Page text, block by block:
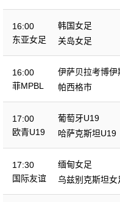
16:00
东亚女足
韩国女足
关岛女足
16:00
菲MPBL
伊萨贝拉考博伊
帕西格市
17:00
欧青U19
葡萄牙U19
哈萨克斯坦U19
17:30
国际友谊
缅甸女足
乌兹别克斯坦女